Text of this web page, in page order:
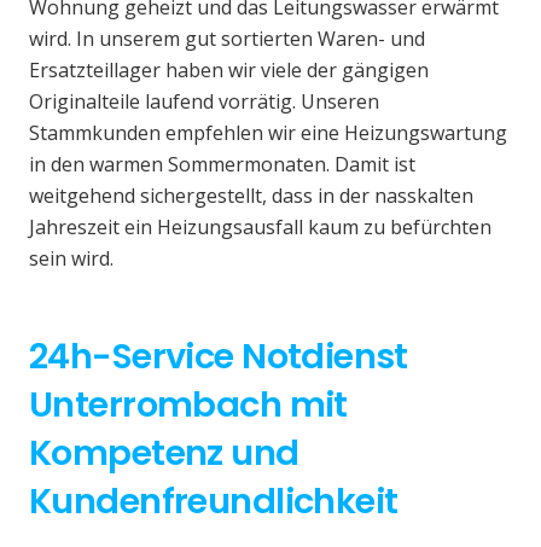
Wohnung geheizt und das Leitungswasser erwärmt
wird. In unserem gut sortierten Waren- und
Ersatzteillager haben wir viele der gängigen
Originalteile laufend vorrätig. Unseren
Stammkunden empfehlen wir eine Heizungswartung
in den warmen Sommermonaten. Damit ist
weitgehend sichergestellt, dass in der nasskalten
Jahreszeit ein Heizungsausfall kaum zu befürchten
sein wird.
24h-Service Notdienst
Unterrombach mit
Kompetenz und
Kundenfreundlichkeit